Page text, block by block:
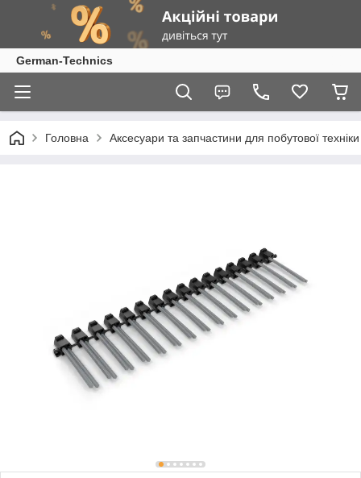
German-Technics
Головна Аксесуари та запчастини для побутової